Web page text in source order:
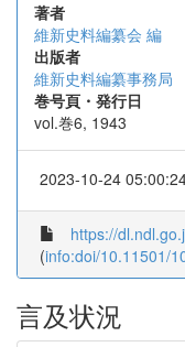
著者
維新史料編纂会 編
出版者
維新史料編纂事務局
巻号頁・発行日
vol.巻6, 1943
2023-10-24
https://
(info:doi/10.11501/
言及状況